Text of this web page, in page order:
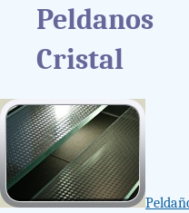
Cristal